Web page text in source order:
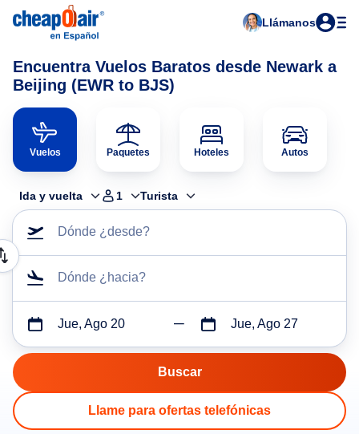
Llámanos
Encuentra Vuelos Baratos desde Newark a
Beijing (EWR to BJS)
Vuelos Paquetes Hoteles Autos
Ida y vuelta 1 Turista
Dónde ¿desde?
Dónde ¿hacia?
Jue, Ago 20 Jue, Ago 27
Llame para ofertas telefónicas